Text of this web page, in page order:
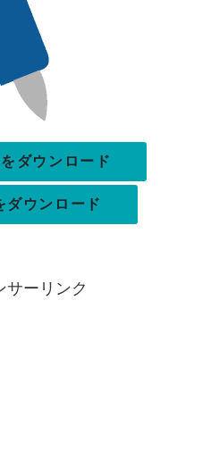
ダウンロード
ウンロード
サーリンク